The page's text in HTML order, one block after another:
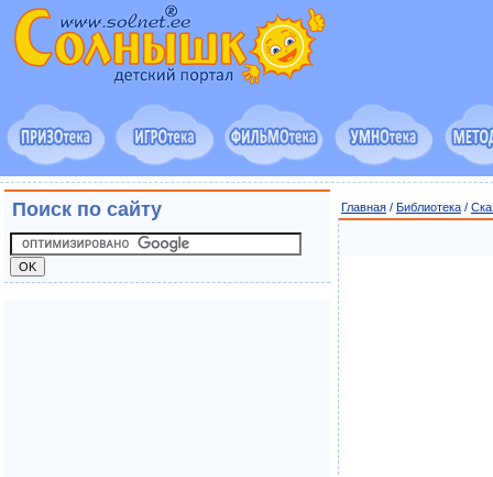
Главная / Библиотека /
Поиск по сайту